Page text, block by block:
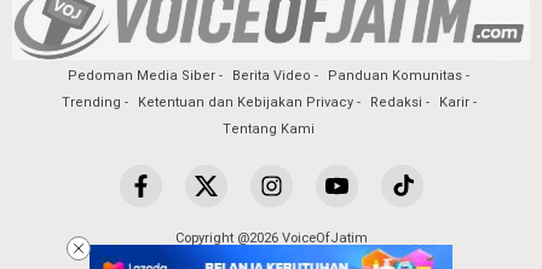
Pedoman Media Siber Berita Video
Panduan Komunitas
Trending
Ketentuan dan Kebijakan Privacy Redaksi
Karir
Tentang Kami
Copyright @2026 VoiceOfJatim
All Rights Reserved